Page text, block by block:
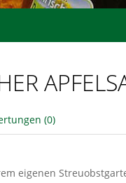
(0)
eigenen